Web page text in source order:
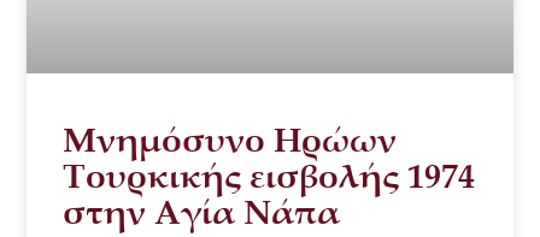
Μνημόσυνο Ηρώων
Τουρκικής εισβολής 1974
στην Αγία Νάπα